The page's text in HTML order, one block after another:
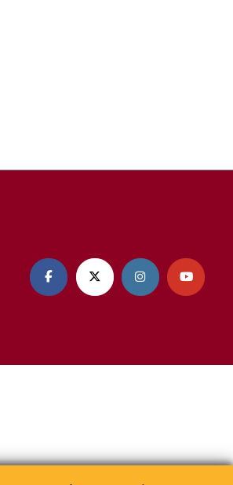
   